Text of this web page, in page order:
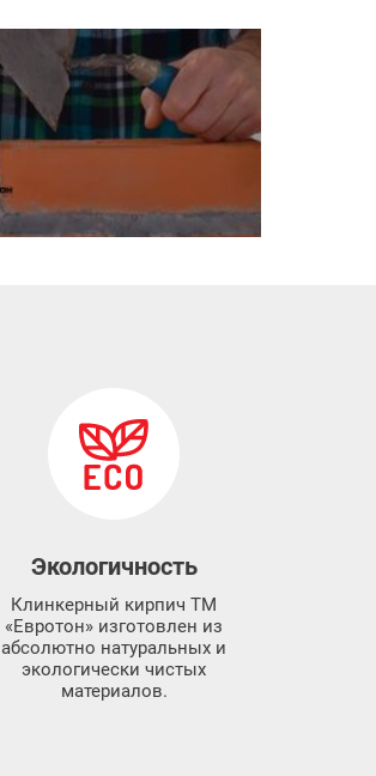
Экологичность
Клинкерный кирпич ТМ
«Евротон» изготовлен из
абсолютно натуральных и
экологически чистых
материалов.